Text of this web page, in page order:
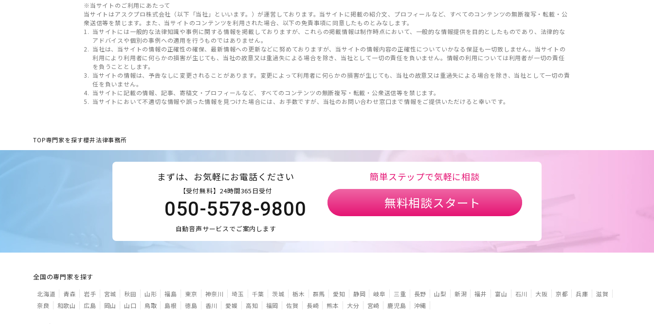
※当サイトのご利用にあたって
当サイトはアスクプロ株式会社（以下「当社」といいます。）が運営しております。当サイトに掲載の紹介文、プロフィールなど、すべてのコンテンツの無断複写・転載・公
衆送信等を禁じます。また、当サイトのコンテンツを利用された場合、以下の免責事項に同意したものとみなします。
当サイトには一般的な法律知識や事例に関する情報を掲載しておりますが、これらの掲載情報は制作時点において、一般的な情報提供を目的としたものであり、法律的な
アドバイスや個別の事例への適用を行うものではありません。
当社は、当サイトの情報の正確性の確保、最新情報への更新などに努めておりますが、当サイトの情報内容の正確性についていかなる保証も一切致しません。当サイトの
利用により利用者に何らかの損害が生じても、当社の故意又は重過失による場合を除き、当社として一切の責任を負いません。情報の利用については利用者が一切の責任
を負うこととします。
当サイトの情報は、予告なしに変更されることがあります。変更によって利用者に何らかの損害が生じても、当社の故意又は重過失による場合を除き、当社として一切の責
任を負いません。
当サイトに記載の情報、記事、寄稿文・プロフィールなど、すべてのコンテンツの無断複写・転載・公衆送信等を禁じます。
当サイトにおいて不適切な情報や誤った情報を見つけた場合には、お手数ですが、当社のお問い合わせ窓口まで情報をご提供いただけると幸いです。
TOP専門家を探す櫻井法律事務所
まずは、お気軽にお電話ください
【受付無料】24時間365日受付
050-5578-9800
自動音声サービスでご案内します
簡単ステップで気軽に相談
無料相談スタート
全国の専門家を探す
北海道 青森 岩手 宮城 秋田 山形 福島 東京 神奈川 埼玉 千葉 茨城 栃木 群馬 愛知 静岡 岐阜 三重 長野 山梨 新潟 福井 富山 石川 大阪 京都 兵庫
滋賀
奈良
和歌山 広島 岡山 山口 鳥取 島根 徳島 香川 愛媛 高知 福岡 佐賀 長崎 熊本 大分 宮崎 鹿児島 沖縄